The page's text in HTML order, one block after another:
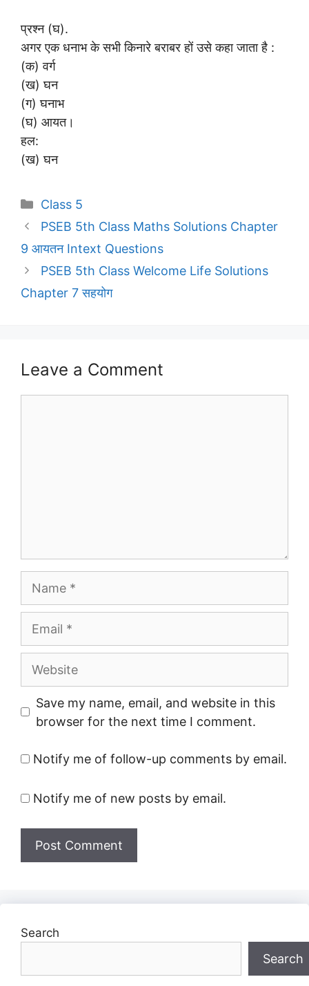
प्रश्न (घ).
अगर एक धनाभ के सभी किनारे बराबर हों उसे कहा जाता है :
(क) वर्ग
(ख) घन
(ग) घनाभ
(घ) आयत।
हल:
(ख) घन
Categories
Class 5
PSEB 5th Class Maths Solutions Chapter
9 आयतन Intext Questions
PSEB 5th Class Welcome Life Solutions
Chapter 7 सहयोग
Leave a Comment
Website
Save my name, email, and website in this
browser for the next time I comment.
Notify me of follow-up comments by email.
Notify me of new posts by email.
Search
Search